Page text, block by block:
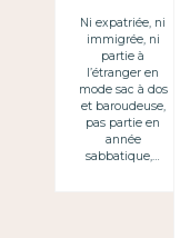
Ni expatriée, ni
immigrée, ni
partie à
l’étranger en
mode sac à dos
et baroudeuse,
pas partie en
année
sabbatique,…